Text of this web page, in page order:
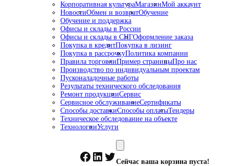
Корпоративная культураМагазинМой аккаунт
НовостиОбмен и возвратОбучение
Обучение и поддержка
Офисы и склады в России
Офисы и склады в СНГОформление заказа
Покупка в кредитПокупка в лизинг
Покупка в рассрочкуПолитика компании
Правила торговлиПример страницыПро нас
Производство по индивидуальным проектам
Пусконаладочные работы
Результаты технического обследования
Ремонт продукцииСервис
Сервисное обслуживаниеСертификаты
Способы доставкиСпособы оплатыТендеры
Техническое обследование на объекте
ТехнологииУслуги
Facebook
LinkedIn
Twitter
Сейчас ваша корзина пуста!